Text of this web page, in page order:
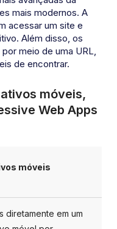
mais modernos. A
acessar um site e
Além disso, os
meio de uma URL,
de encontrar.
móveis,
Web Apps
móveis
diretamenteem um